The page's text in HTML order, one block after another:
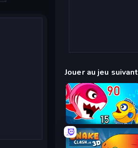
Jouer au jeu suivant
Fish Eat Getting Big